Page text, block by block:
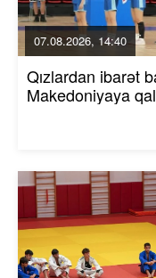
07.08.2026, 14:40
Qızlardan ibarət
Makedoniyaya